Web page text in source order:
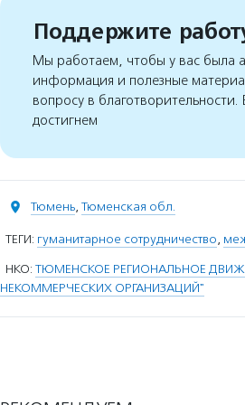
Поддержите
Мы работаем, чтобы у вас была
информация и полезные
вопросу в благотворительности.
достигнем
Тюмень, Тюменская обл.
ТЕГИ: гуманитарное сотрудничество,
НКО: ТЮМЕНСКОЕ РЕГИОНАЛЬНОЕ
НЕКОММЕРЧЕСКИХ ОРГАНИЗАЦИЙ"